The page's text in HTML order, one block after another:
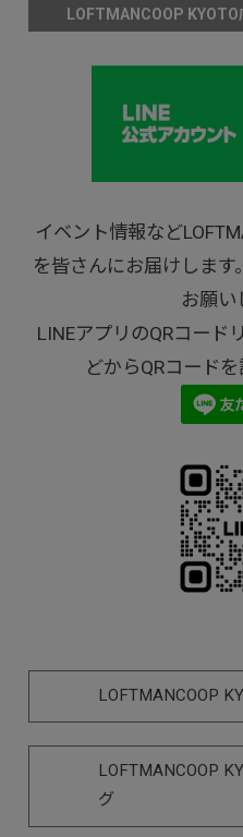
LOFTMANCOOP
イベント情報など
を皆さんにお届けします
お願い
LINEアプリのQRコード
どからQRコード
LOFTMANCOOP
LOFTMANCOOP
グ